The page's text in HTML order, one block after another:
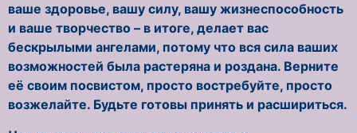
ваше здоровье, вашу силу, вашу жизнеспособность
и ваше творчество – в итоге, делает вас
бескрылыми ангелами, потому что вся сила ваших
возможностей была растеряна и роздана. Верните
её своим посвистом, просто востребуйте, просто
возжелайте. Будьте готовы принять и расшириться.